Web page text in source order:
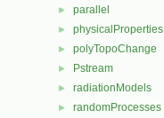
► parallel
► physicalProperties
► polyTopoChange
► Pstream
► radiationModels
► randomProcesses